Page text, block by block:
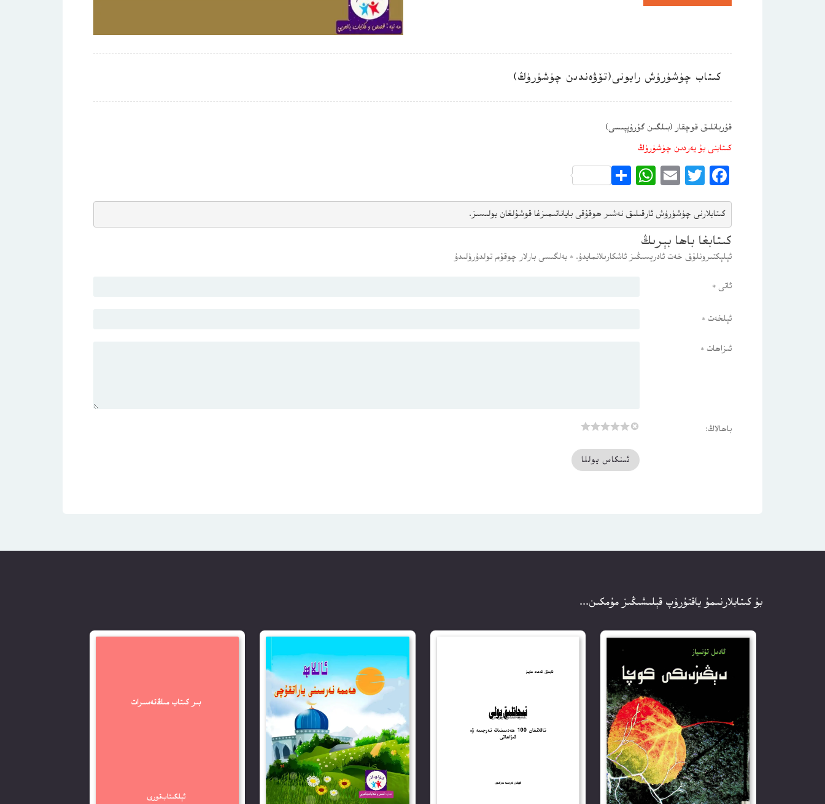
كىتاب چۈشۈرۈش رايونى(تۆۋەندىن چۈشۈرۈڭ)
قۇربانلىق قوچقار (بىلگىن گۇرۇپپىسى)
كىتابنى بۇ يەردىن چۈشۈرۈڭ
Facebook
Twitter
Email
WhatsApp
Share
كىتابلارنى چۈشۈرۈش ئارقىلىق نەشىر ھوقۇقى باياناتىمىزغا قوشۇلغان بولىسىز.
كىتابغا باھا بېرىڭ
ئېلېكتىرونلۇق خەت ئادرېسىڭىز ئاشكارىلانمايدۇ. * بەلگىسى بارلار چوقۇم تولدۇرۇلىدۇ
ئاتى *
ئېلخەت *
ئىزاھات *
باھالاڭ:
بۇ كىتابلارنىمۇ ياقتۇرۇپ قېلىشىڭىز مۇمكىن...